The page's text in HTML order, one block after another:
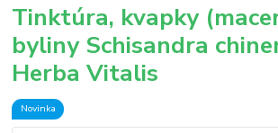
Tinktúra, kvapky
byliny Schisandra
Herba Vitalis
Novinka